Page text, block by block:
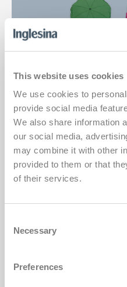
This website uses cookies
We use cookies to
provide social media
We also share information
our social media,
may combine it with other
provided to them or that
of their services.
Selection
Necessary
Preferences
Η ελευθερία να κάνετε
Προστατέψτε το μωρό σας
ακτινοβολία. Χάρη στη
(70 εκ.) και στην ευέλικτη